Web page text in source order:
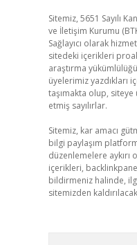
Sitemiz, 5651 Sayılı
ve İletişim Kurumu
Sağlayıcı olarak
sitedeki içerikleri
araştırma
üyelerimiz yazdıkları
taşımakta olup,
etmiş sayılırlar.
Sitemiz, kar amacı
bilgi paylaşım
düzenlemelere
içerikleri,
bildirmeniz halinde,
sitemizden